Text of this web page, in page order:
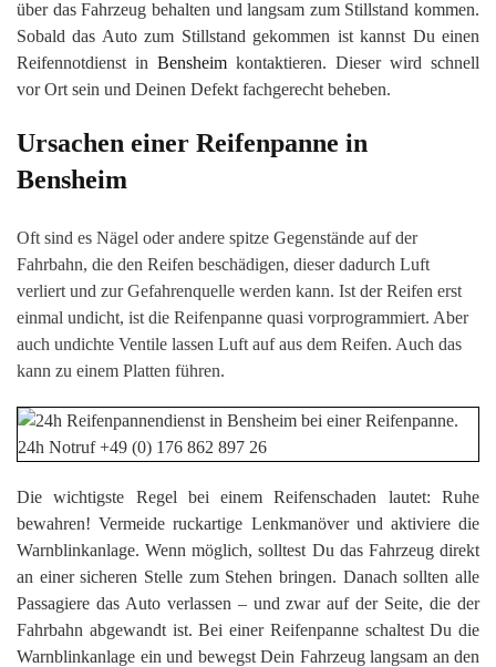
über das Fahrzeug behalten und langsam zum Stillstand kommen.
Sobald das Auto zum Stillstand gekommen ist kannst Du einen
Reifennotdienst in Bensheim kontaktieren. Dieser wird schnell
vor Ort sein und Deinen Defekt fachgerecht beheben.
Ursachen einer Reifenpanne in
Bensheim
Oft sind es Nägel oder andere spitze Gegenstände auf der
Fahrbahn, die den Reifen beschädigen, dieser dadurch Luft
verliert und zur Gefahrenquelle werden kann. Ist der Reifen erst
einmal undicht, ist die Reifenpanne quasi vorprogrammiert. Aber
auch undichte Ventile lassen Luft auf aus dem Reifen. Auch das
kann zu einem Platten führen.
Die wichtigste Regel bei einem Reifenschaden lautet: Ruhe
bewahren! Vermeide ruckartige Lenkmanöver und aktiviere die
Warnblinkanlage. Wenn möglich, solltest Du das Fahrzeug direkt
an einer sicheren Stelle zum Stehen bringen. Danach sollten alle
Passagiere das Auto verlassen – und zwar auf der Seite, die der
Fahrbahn abgewandt ist. Bei einer Reifenpanne schaltest Du die
Warnblinkanlage ein und bewegst Dein Fahrzeug langsam an den